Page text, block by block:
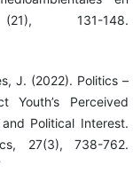
131-148.
J. (2022). Politics –
Youth’s Perceived
Political Interest.
27(3), 738-762.